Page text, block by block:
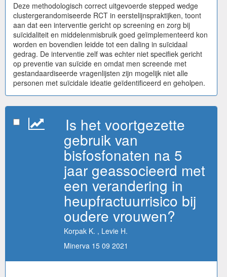
Deze methodologisch correct uitgevoerde stepped wedge
clustergerandomiseerde RCT in eerstelijnspraktijken, toont
aan dat een interventie gericht op screening en zorg bij
suïcidaliteit en middelenmisbruik goed geïmplementeerd kon
worden en bovendien leidde tot een daling in suïcidaal
gedrag. De interventie zelf was echter niet specifiek gericht
op preventie van suïcide en omdat men screende met
gestandaardiseerde vragenlijsten zijn mogelijk niet alle
personen met suïcidale ideatie geïdentificeerd en geholpen.
Is het voortgezette
gebruik van
bisfosfonaten na 5
jaar geassocieerd met
een verandering in
heupfractuurrisico bij
oudere vrouwen?
Korpak K. , Levie H.
Minerva 15 09 2021